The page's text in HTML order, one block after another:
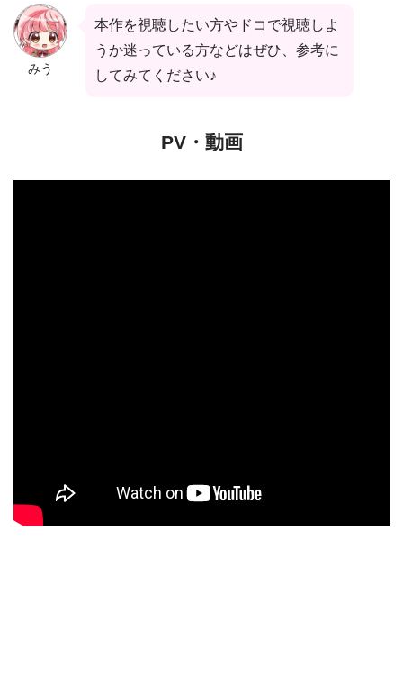
みう
本作を視聴したい方やドコで視聴しよ
うか迷っている方などはぜひ、参考に
してみてください♪
PV・動画